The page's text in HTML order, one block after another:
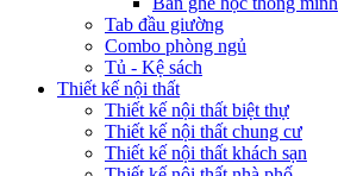
Tab đầu giường
Combo phòng ngủ
Tủ - Kệ sách
Thiết kế nội thất
Thiết kế nội thất biệt thự
Thiết kế nội thất chung cư
Thiết kế nội thất khách sạn